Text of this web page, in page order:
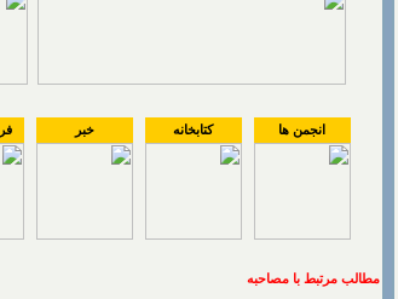
انجمن ها کتابخانه خبر
مطالب مرتبط با مصاحبه